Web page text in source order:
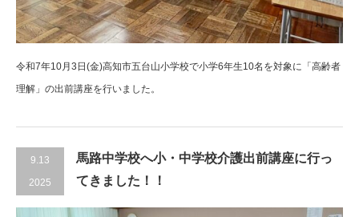
令和7年10月3日(金)高知市五台山小学校で小学6年生10名を対象に「高齢者
理解」の出前講座を行いました。
9.13
2025
馬路中学校へ小・中学校介護出前講座に行っ
てきました！！